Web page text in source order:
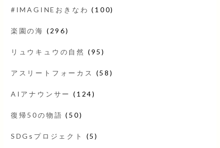
#IMAGINEおきなわ (100)
楽園の海 (296)
リュウキュウの自然 (95)
アスリートフォーカス (58)
AIアナウンサー (124)
復帰50の物語 (50)
SDGsプロジェクト (5)